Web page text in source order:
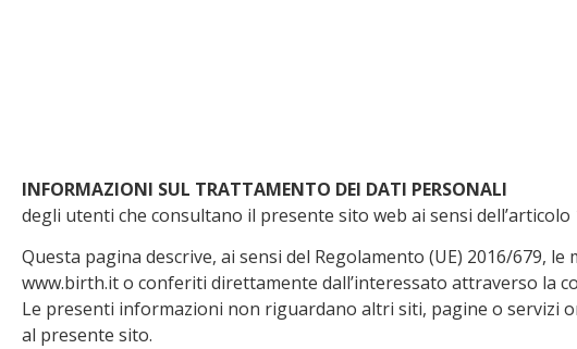
INFORMAZIONI SUL TRATTAMENTO DEI DATI PERSONALI
degli utenti che consultano il presente sito web ai sensi dell’articolo
Questa pagina descrive, ai sensi del Regolamento (UE) 2016/679,
www.birth.it o conferiti direttamente dall’interessato attraverso la
Le presenti informazioni non riguardano altri siti, pagine o
al presente sito.